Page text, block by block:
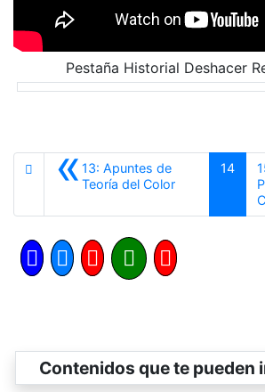
Pestaña Historial Deshacer
«13: Apuntes de
Teoría del ColorAnterior
14
Contenidos que te pueden